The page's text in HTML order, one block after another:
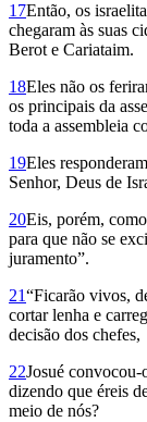
17Então, os
chegaram às suas
Berot e Cariataim.
18Eles não os
os principais da
toda a assembleia
19Eles
Senhor, Deus de
20Eis, porém,
para que não se
juramento”.
21“Ficarão vivos,
cortar lenha e
decisão dos chefes,
22Josué convocou-
dizendo que éreis
meio de nós?